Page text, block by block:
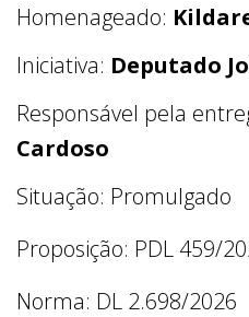
Homenageado:
Iniciativa: Deputado
Responsável pela
Cardoso
Situação: Promulgado
Proposição: PDL 459/
Norma: DL 2.698/2026